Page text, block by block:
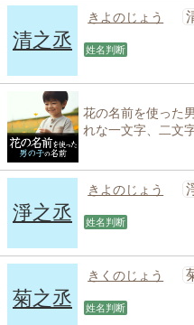
清之丞
きよのじょう
姓名判断
花の名前を使った
れな一文字、二文
淨之丞
きよのじょう
姓名判断
菊之丞
きくのじょう
姓名判断